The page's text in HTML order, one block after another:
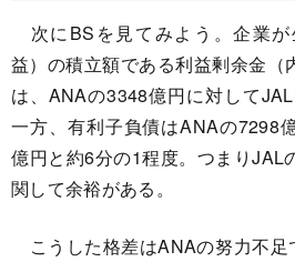
次にBSを見てみよう。企業
益）の積立額である利益剰余金（
は、ANAの3348億円に対して
一方、有利子負債はANAの7298
億円と約6分の1程度。つまりJAL
関して余裕がある。
こうした格差はANAの努力不足